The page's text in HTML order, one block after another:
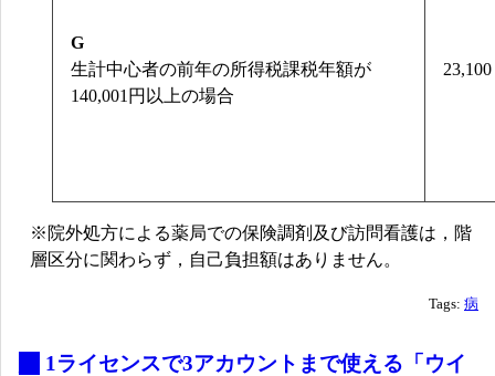
G
生計中心者の前年の所得税課税年額が
140,001円以上の場合
23,100
※院外処方による薬局での保険調剤及び訪問看護は，階
層区分に関わらず，自己負担額はありません。
Tags: 病
1ライセンスで3アカウントまで使える「ウイ